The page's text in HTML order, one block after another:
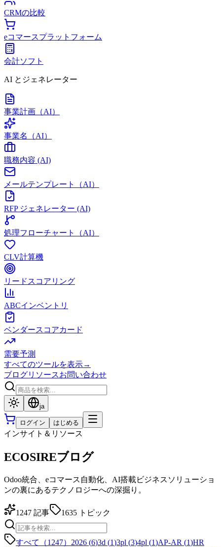
CRMの比較
eコマースプラットフォーム
会計ソフト
AI とジェネレーター
事業計画（AI）
事業名（AI）
職務内容 (AI)
メールテンプレート（AI）
RFP ジェネレーター (AI)
処理フローチャート（AI）
CLV計算機
リードスコアリング
ABCインベントリ
ベンダースコアカード
需要予測
すべてのツールを表示→
ブログリソースお問い合わせ
ja
ログイン はじめる
インサイト＆リソース
ECOSIREブログ
Odoo統合、eコマース自動化、AI搭載ビジネスソリューショ
ンの裏にあるテクノロジーへの深掘り。
1247 記事 1635 トピック
すべて（1247） 2026 (6)3d (1)3pl (3)4pl (1)AP-AR (1)HR